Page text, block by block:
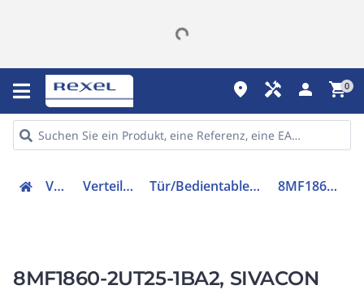
place handyman person shopping_cart0
Verteiler Verteilerzubehör Tür/Bedientableau (Schaltschrank) 8MF18602UT251BA2
8MF1860-2UT25-1BA2, SIVACON